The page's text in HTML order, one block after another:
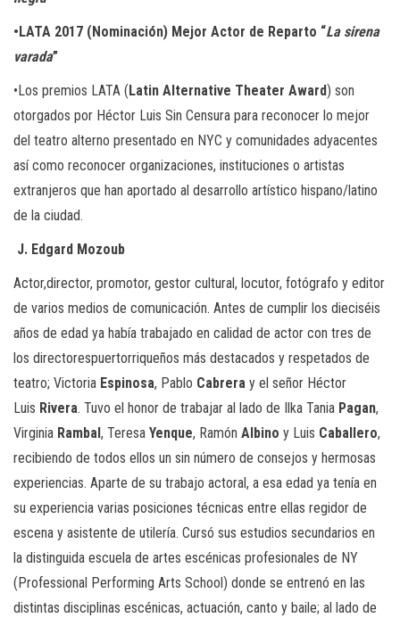
•LATA 2017 (Nominación) Mejor Actor de Reparto “La sirena
varada”
•Los premios LATA ( Latin Alternative Theater Award) son
otorgados por Héctor Luis Sin Censura para reconocer lo mejor
del teatro alterno presentado en NYC y comunidades adyacentes
así como reconocer organizaciones, instituciones o artistas
extranjeros que han aportado al desarrollo artístico hispano/latino
de la ciudad.
J. Edgard Mozoub
Actor,director, promotor, gestor cultural, locutor, fotógrafo y editor
de varios medios de comunicación. Antes de cumplir los dieciséis
años de edad ya había trabajado en calidad de actor con tres de
los directorespuertorriqueños más destacados y respetados de
teatro; Victoria Espinosa, Pablo Cabrera y el señor Héctor
Luis Rivera. Tuvo el honor de trabajar al lado de Ilka Tania Pagan,
Virginia Rambal , Teresa Yenque, Ramón Albino y Luis Caballero,
recibiendo de todos ellos un sin número de consejos y hermosas
experiencias. Aparte de su trabajo actoral, a esa edad ya tenía en
su experiencia varias posiciones técnicas entre ellas regidor de
escena y asistente de utilería. Cursó sus estudios secundarios en
la distinguida escuela de artes escénicas profesionales de NY
(Professional Performing Arts School) donde se entrenó en las
distintas disciplinas escénicas, actuación, canto y baile; al lado de